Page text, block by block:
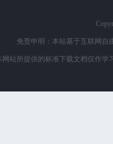
免责申明：本站基于互联网自
网站所提供的标准下载文档仅作学